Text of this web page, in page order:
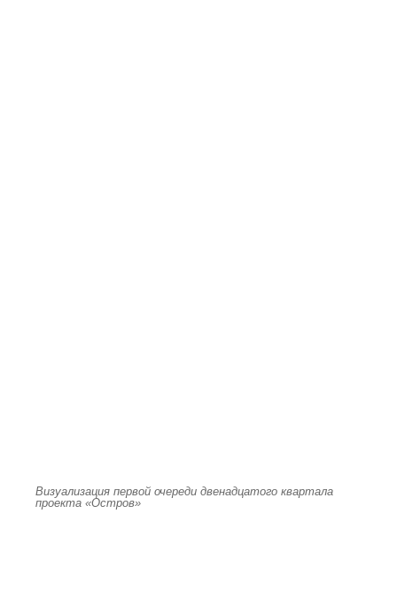
Визуализация первой очереди двенадцатого квартала
проекта «Остров»